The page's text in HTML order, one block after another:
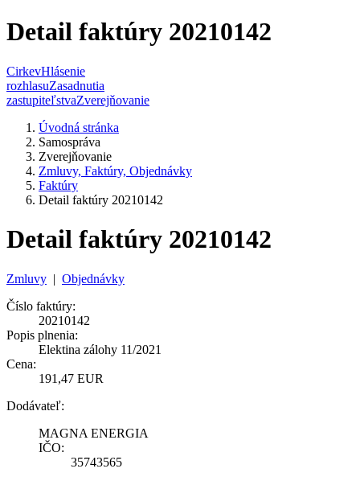
Detail faktúry 20210142
CirkevHlásenie
rozhlasuZasadnutia
zastupiteľstvaZverejňovanie
Úvodná stránka
Samospráva
Zverejňovanie
Zmluvy, Faktúry, Objednávky
Faktúry
Detail faktúry 20210142
Detail faktúry 20210142
Zmluvy | Objednávky
Číslo faktúry:
20210142
Popis plnenia:
Elektina zálohy 11/2021
Cena:
191,47 EUR
Dodávateľ:
MAGNA ENERGIA
IČO:
35743565